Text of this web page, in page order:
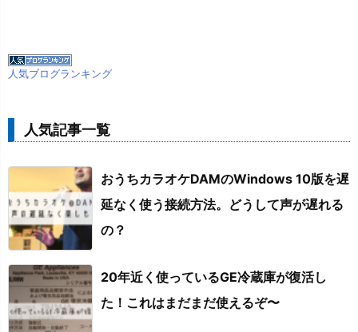
人気ブログランキング
人気記事一覧
おうちカラオケDAMのWindows 10版を遅
延なく使う接続方法。どうして声が遅れる
の？
20年近く使っているGE冷蔵庫が復活し
た！これはまだまだ使えるぞ〜